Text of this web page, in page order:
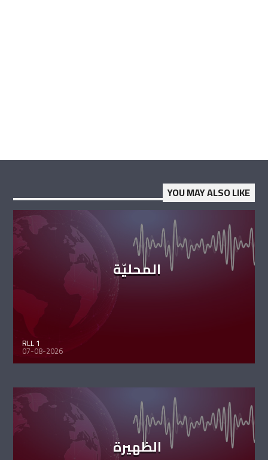
YOU MAY ALSO LIKE
المحليّة
RLL 1
07-08-2026
الظهيرة